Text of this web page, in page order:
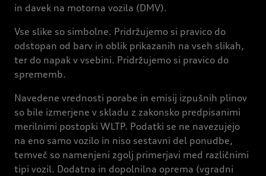
in davek na motorna vozila (DMV).
Vse slike so simbolne. Pridržujemo si pravico do
odstopan od barv in oblik prikazanih na vseh slikah,
ter do napak v vsebini. Pridržujemo si pravico do
sprememb.
Navedene vrednosti porabe in emisij izpušnih plinov
so bile izmerjene v skladu z zakonsko predpisanimi
merilnimi postopki WLTP. Podatki se ne navezujejo
na eno samo vozilo in niso sestavni del ponudbe,
temveč so namenjeni zgolj primerjavi med različnimi
tipi vozil. Dodatna in dopolnilna oprema (vgradni